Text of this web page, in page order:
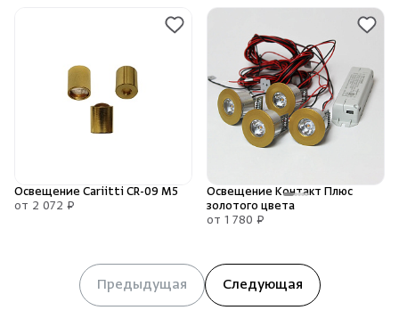
Освещение Cariitti CR-09 M5
от 2 072 ₽
Освещение Контакт Плюс
золотого цвета
от 1 780 ₽
Предыдущая Следующая